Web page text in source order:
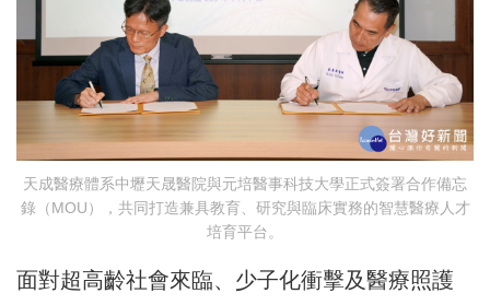
天成醫療體系中壢天晟醫院與元培醫事科技大學正式簽署合作備忘
錄（MOU），共同打造兼具教育、研究與臨床實務的智慧醫療人才
培育平台。
面對超高齡社會來臨、少子化衝擊及醫療照護